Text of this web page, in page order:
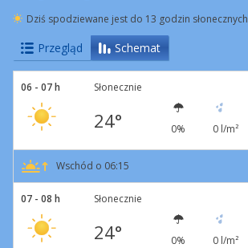
Dziś spodziewane jest do 13 godzin słonecznych
Przegląd Schemat
06 - 07 h Słonecznie
24° 0% 0 l/m²
Wschód o 06:15
07 - 08 h Słonecznie
24° 0% 0 l/m²